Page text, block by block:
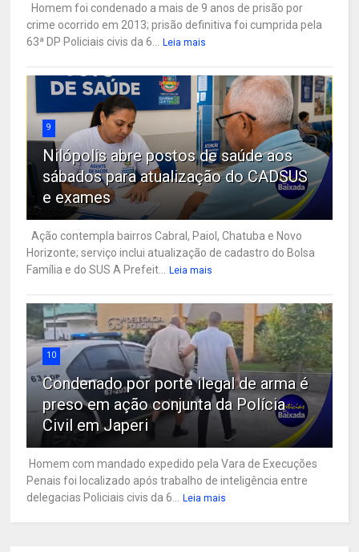
Homem foi condenado a mais de 9 anos de prisão por
crime ocorrido em 2013; prisão definitiva foi cumprida pela
63ª DP Policiais civis da 6...
Leia mais
9
Nilópolis abre postos de saúde aos
sábados para atualização do CADSUS
e exames
Ação contempla bairros Cabral, Paiol, Chatuba e Novo
Horizonte; serviço inclui atualização de cadastro do Bolsa
Família e do SUS A Prefeit...
Leia mais
10
Condenado por porte ilegal de arma é
preso em ação conjunta da Polícia
Civil em Japeri
Homem com mandado expedido pela Vara de Execuções
Penais foi localizado após trabalho de inteligência entre
delegacias Policiais civis da 6...
Leia mais